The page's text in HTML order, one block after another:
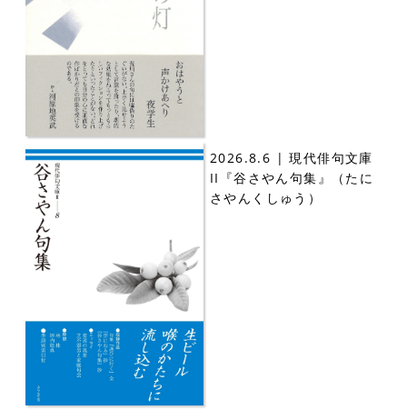
2026.8.6 | 現代俳句文庫
II『谷さやん句集』（たに
さやんくしゅう）